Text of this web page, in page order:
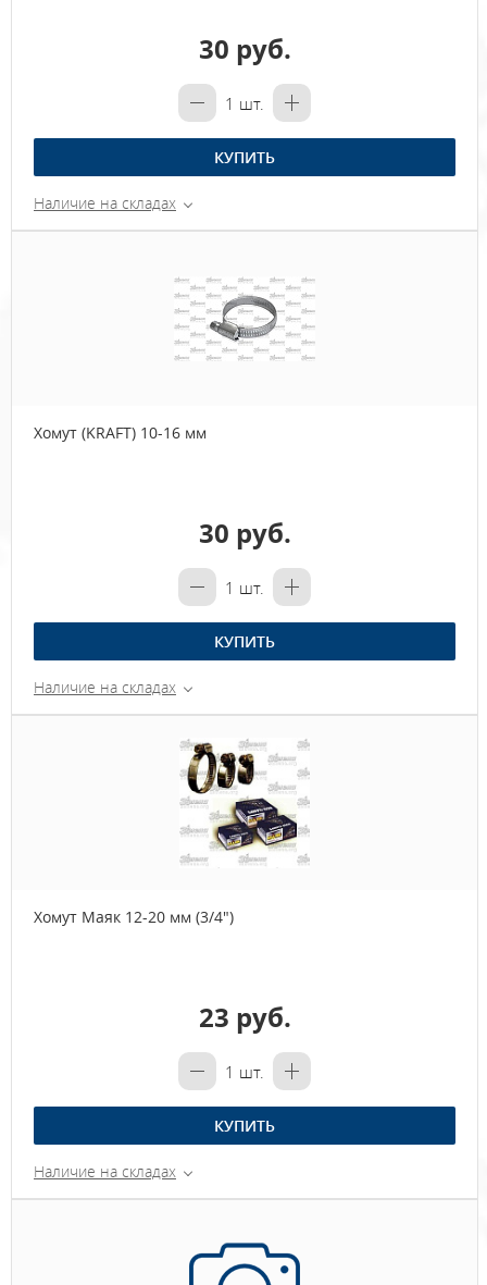
30 руб.
1 шт.
КУПИТЬ
Наличие на складах
Хомут (KRAFT) 10-16 мм
30 руб.
1 шт.
КУПИТЬ
Наличие на складах
Хомут Маяк 12-20 мм (3/4")
23 руб.
1 шт.
КУПИТЬ
Наличие на складах